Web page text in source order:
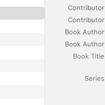
Contributor
Contributor
Book Author
Book Author
Book Title
Series